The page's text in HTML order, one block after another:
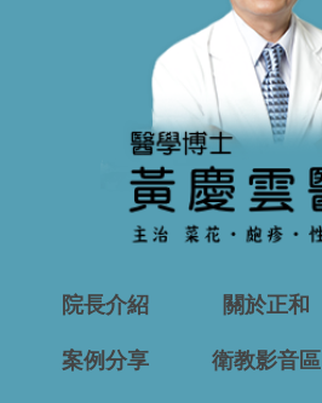
院長介紹 關於正和
案例分享 衛教影音區